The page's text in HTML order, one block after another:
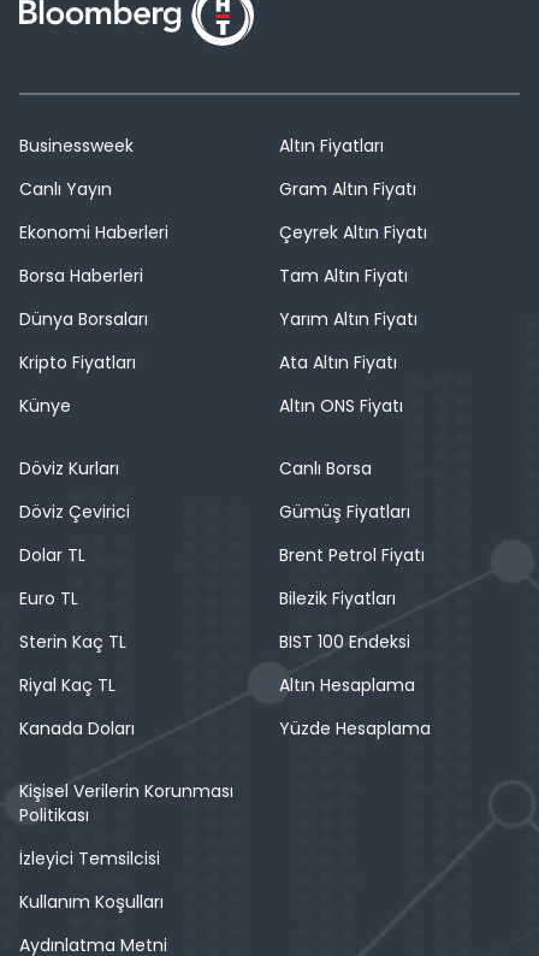
Businessweek
Canlı Yayın
Ekonomi Haberleri
Borsa Haberleri
Dünya Borsaları
Kripto Fiyatları
Künye
Altın Fiyatları
Gram Altın Fiyatı
Çeyrek Altın Fiyatı
Tam Altın Fiyatı
Yarım Altın Fiyatı
Ata Altın Fiyatı
Altın ONS Fiyatı
Döviz Kurları
Döviz Çevirici
Dolar TL
Euro TL
Sterin Kaç TL
Riyal Kaç TL
Kanada Doları
Canlı Borsa
Gümüş Fiyatları
Brent Petrol Fiyatı
Bilezik Fiyatları
BIST 100 Endeksi
Altın Hesaplama
Yüzde Hesaplama
Kişisel Verilerin Korunması
Politikası
İzleyici Temsilcisi
Kullanım Koşulları
Aydınlatma Metni